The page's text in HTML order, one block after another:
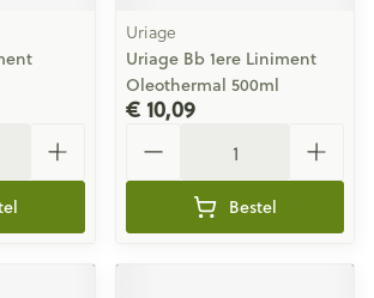
Uriage
Uriage Bb 1ere Liniment
Oleothermal 500ml
€ 10,09
Bestel